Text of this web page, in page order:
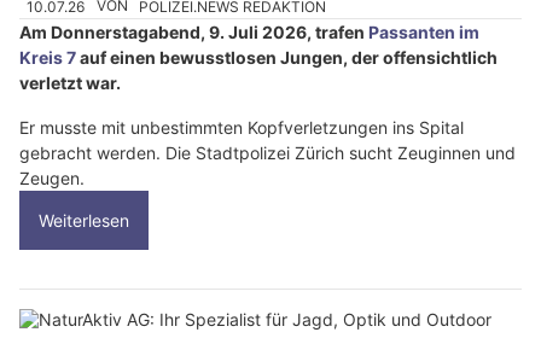
10.07.26 VON POLIZEI.NEWS REDAKTION
Am Donnerstagabend, 9. Juli 2026, trafen Passanten im
Kreis 7auf einen bewusstlosen Jungen, der offensichtlich
verletzt war.
Er musste mit unbestimmten Kopfverletzungen ins Spital
gebracht werden. Die Stadtpolizei Zürich sucht Zeuginnen und
Zeugen.
Weiterlesen